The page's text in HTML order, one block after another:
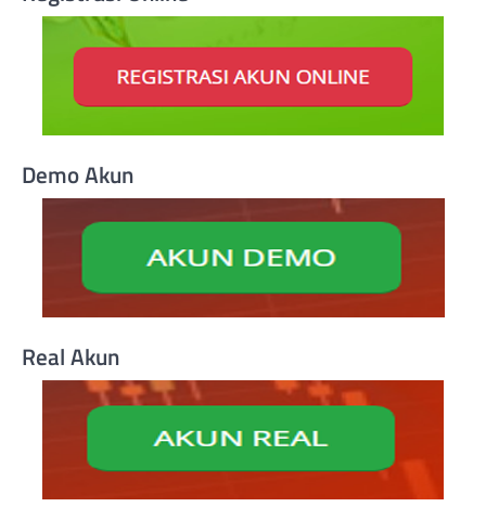
Demo Akun
Real Akun